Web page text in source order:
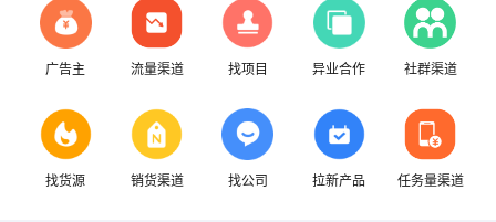
广告主 流量渠道 找项目 异业合作 社群渠道
找货源 销货渠道 找公司 拉新产品 任务量渠道